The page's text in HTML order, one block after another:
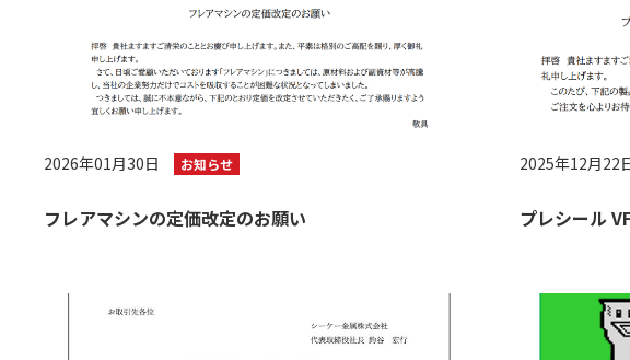
2026年01月30日 お知らせ
フレアマシンの定価改定のお願い
2025年12月22
プレシール